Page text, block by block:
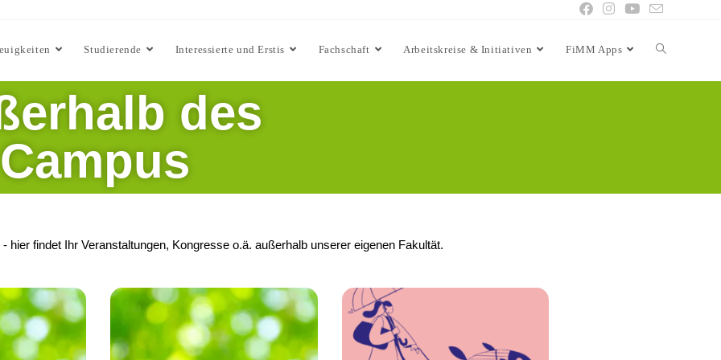
Studierende Interessierte und Erstis Fachschaft Arbeitskreise & Initiativen FiMM Apps
des
Campus
hier findet Ihr Veranstaltungen, Kongresse o.ä. außerhalb unserer eigenen Fakultät.